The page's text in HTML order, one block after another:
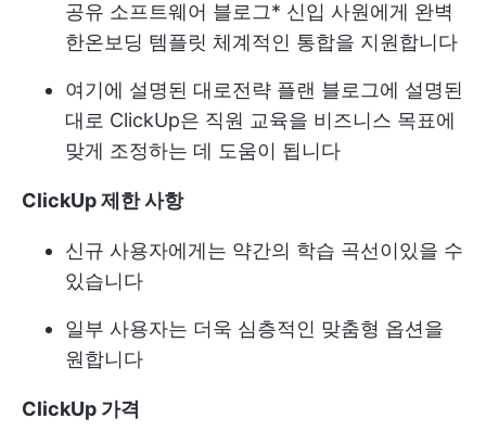
공유 소프트웨어 블로그* 신입 사원에게 완벽
한온보딩 템플릿 체계적인 통합을 지원합니다
여기에 설명된 대로전략 플랜 블로그에 설명된
대로 ClickUp은 직원 교육을 비즈니스 목표에
맞게 조정하는 데 도움이 됩니다
ClickUp 제한 사항
신규 사용자에게는 약간의 학습 곡선이있을 수
있습니다
일부 사용자는 더욱 심층적인 맞춤형 옵션을
원합니다
ClickUp 가격